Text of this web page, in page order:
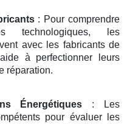
: Pour comprendre
technologiques, les
avec les fabricants de
à perfectionner leurs
réparation.
Énergétiques : Les
pour évaluer les